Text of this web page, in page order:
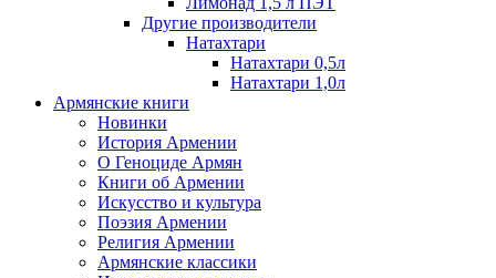
Другие производители
Натахтари
Натахтари 0,5л
Натахтари 1,0л
Армянские книги
Новинки
История Армении
О Геноциде Армян
Книги об Армении
Иcкусство и культура
Поэзия Армении
Религия Армении
Армянские классики